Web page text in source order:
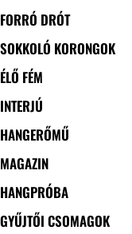
FORRÓ DRÓT
SOKKOLÓ KORONGOK
ÉLŐ FÉM
INTERJÚ
HANGERŐMŰ
MAGAZIN
HANGPRÓBA
GYŰJTŐI CSOMAGOK